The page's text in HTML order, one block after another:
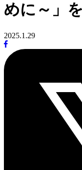
めに～」
2025.1.29